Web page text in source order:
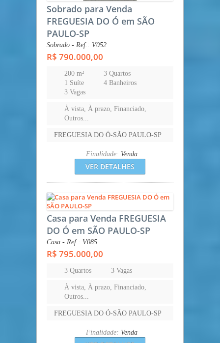
Sobrado para Venda
FREGUESIA DO Ó em SÃO
PAULO-SP
Sobrado - Ref.: V052
R$ 790.000,00
200 m²
3 Quartos
1 Suíte
4 Banheiros
3 Vagas
À vista, À prazo, Financiado,
Outros...
FREGUESIA DO Ó-SÃO PAULO-SP
Finalidade: Venda
VER DETALHES
Casa para Venda FREGUESIA
DO Ó em SÃO PAULO-SP
Casa - Ref.: V085
R$ 795.000,00
3 Quartos 3 Vagas
À vista, À prazo, Financiado,
Outros...
FREGUESIA DO Ó-SÃO PAULO-SP
Finalidade: Venda